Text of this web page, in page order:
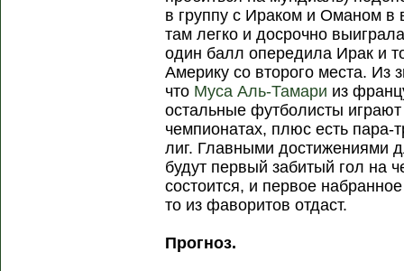
в группу с Ираком и Оманом в
там легко и досрочно
один балл опередила Ирак и
Америку со второго места. Из
что Муса Аль-Тамари из
остальные футболисты
чемпионатах, плюс есть пара-
лиг. Главными достижениями
будут первый забитый гол на
состоится, и первое
то из фаворитов отдаст.
Прогноз.